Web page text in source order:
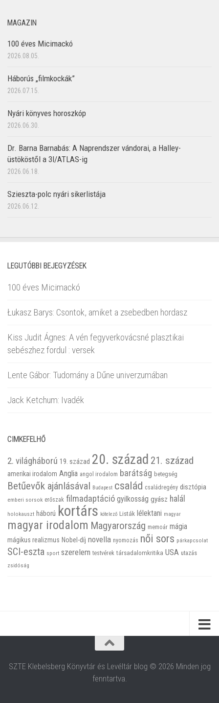
MAGAZIN
100 éves Micimackó
2026.08.05.
Háborús „filmkockák”
2026.07.15.
Nyári könyves horoszkóp
2026.06.30.
Dr. Barna Barnabás: A Naprendszer vándorai, a Halley-
üstököstől a 3I/ATLAS-ig
2026.06.18.
Szieszta-polc nyári sikerlistája
2026.06.12.
LEGUTÓBBI BEJEGYZÉSEK
100 éves Micimackó
Łukasz Barys: Csontok, amiket a zsebedben hordasz
Kiss Judit Ágnes: A vén fegyverkovácsné plasztikai
sebészhez fordul : versek
Lente Gábor: Tudomány a Dűne univerzumában
Jack Ketchum: Ivadék
CIMKEFELHŐ
2. világháború 19. század 20. század 21. század
amerikai irodalom Anglia angol irodalom barátság betegség
Betűevők ajánlásával Budapest család családregény disztópia
emberi sorsok erőszak filmadaptáció gyilkosság gyász halál
holokauszt háború kortárs kötelező Listák lélektani magyar
magyar irodalom Magyarország memoár mágia
mágikus realizmus Nobel-díj novella nyomozás női sors párkapcsolat
SCI-eszta sport szerelem testvérek társadalomkritika USA utazás
zsidóság
SZTE Klebelsberg Könyvtár és Levéltár blog © 2026 Minden jog
fenntartva.